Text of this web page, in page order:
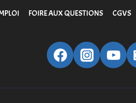
FOIRE AUX QUESTIONS CGVS